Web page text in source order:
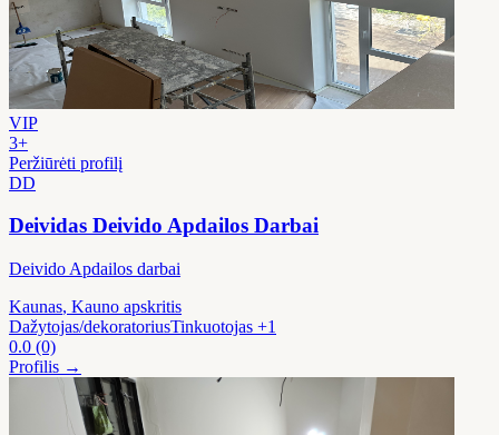
VIP
3+
Peržiūrėti profilį
DD
Deividas Deivido Apdailos Darbai
Deivido Apdailos darbai
Kaunas, Kauno apskritis
Dažytojas/dekoratoriusTinkuotojas +1
0.0 (0)
Profilis →